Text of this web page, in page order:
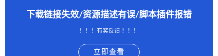
下载链接失效/资源描述有误/脚本插件报错
！！！有奖反馈 ！！！
立即查看